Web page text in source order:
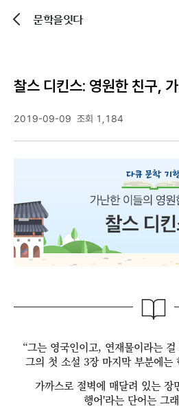
문학을잇다
찰스 디킨스: 영원한 친구,
2019-09-09 조회 1,184
“그는 영국인이고, 연재물이라는
그의 첫 소설 3장 마지막 부분에는
가까스로 절벽에 매달려 있는 장
행어'라는 단어는 그